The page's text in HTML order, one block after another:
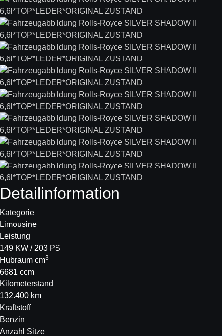
Detail­information
Kategorie
Limousine
Leistung
149 KW / 203 PS
Hubraum cm3
6681 ccm
Kilometerstand
132.400 km
Kraftstoff
Benzin
Anzahl Sitze